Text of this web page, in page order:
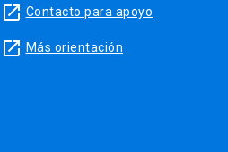
launch Contacto para apoyo
launch Más orientación